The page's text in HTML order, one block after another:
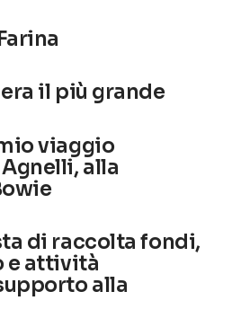
il più grande
viaggio
alla
di raccolta fondi,
e attività
alla